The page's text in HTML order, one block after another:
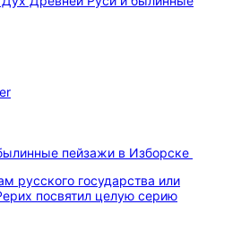
пейзажи в Изборске
русского государства или
посвятил целую серию